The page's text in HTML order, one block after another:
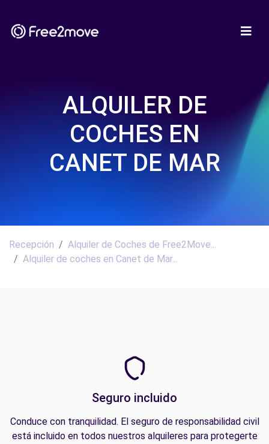
ALQUILER DE
COCHES EN
CANET DE MAR
Recepción
Alquiler de Coches de Free2Move...
Alquiler de coches en Canet de Mar...
Seguro incluido
Conduce con tranquilidad. El seguro de responsabilidad civil
está incluido en todos nuestros alquileres para protegerte